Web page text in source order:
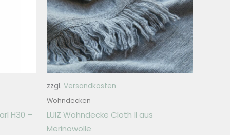
H30 –
zzgl. Versandkosten
Wohndecken
LUIZ Wohndecke Cloth II aus
Merinowolle